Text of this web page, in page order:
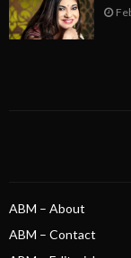
ABM – About
ABM – Contact